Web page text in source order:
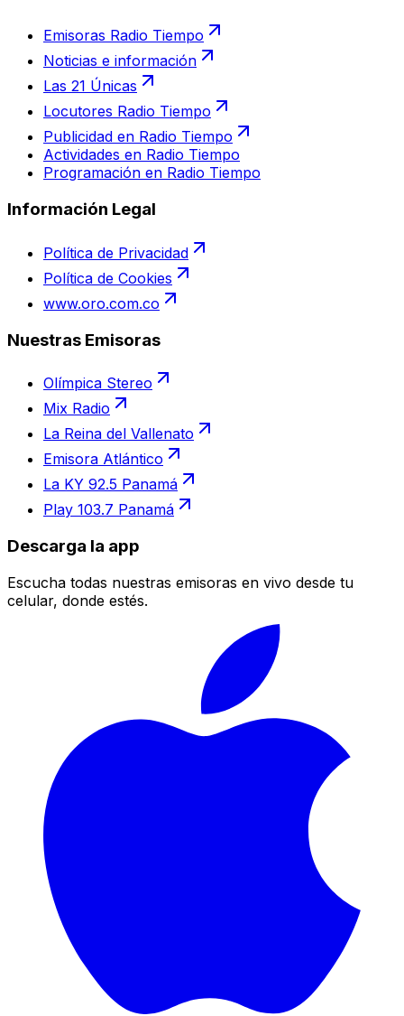
Emisoras Radio Tiempo
Noticias e información
Las 21 Únicas
Locutores Radio Tiempo
Publicidad en Radio Tiempo
Actividades en Radio Tiempo
Programación en Radio Tiempo
Información Legal
Política de Privacidad
Política de Cookies
www.oro.com.co
Nuestras Emisoras
Olímpica Stereo
Mix Radio
La Reina del Vallenato
Emisora Atlántico
La KY 92.5 Panamá
Play 103.7 Panamá
Descarga la app
Escucha todas nuestras emisoras en vivo desde tu
celular, donde estés.